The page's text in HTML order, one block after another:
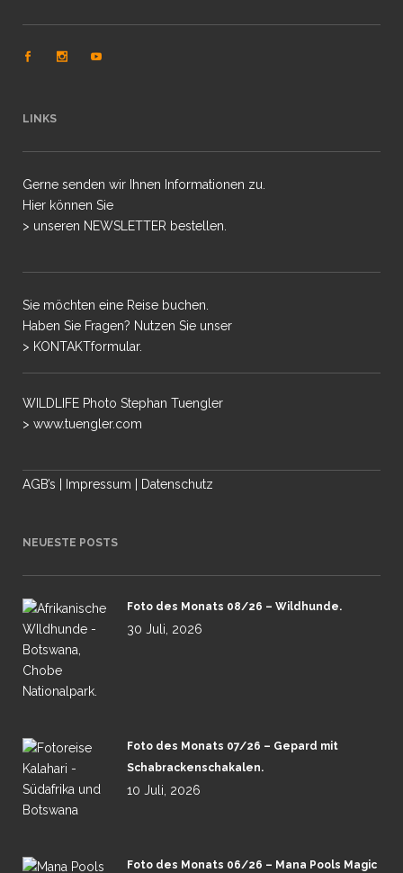
LINKS
Gerne senden wir Ihnen Informationen zu.
Hier können Sie
> unseren NEWSLETTER bestellen.
Sie möchten eine Reise buchen.
Haben Sie Fragen? Nutzen Sie unser
> KONTAKTformular.
WILDLIFE Photo Stephan Tuengler
> www.tuengler.com
AGB’s Impressum Datenschutz
NEUESTE POSTS
Foto des Monats 08/26 – Wildhunde.
30 Juli, 2026
Foto des Monats 07/26 – Gepard mit
Schabrackenschakalen.
10 Juli, 2026
Foto des Monats 06/26 – Mana Pools Magic